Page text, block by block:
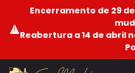
Encerramento de 29
Reabertura a 14 de abril